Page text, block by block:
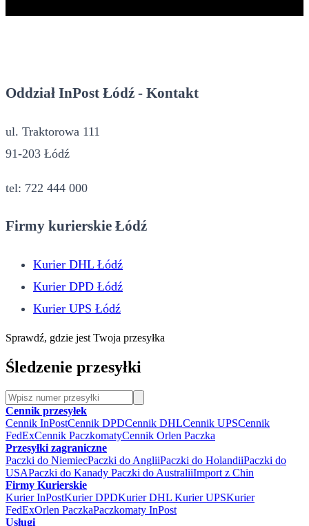
Oddział InPost Łódź - Kontakt
ul. Traktorowa 111
91-203 Łódź
tel: 722 444 000
Firmy kurierskie Łódź
Kurier DHL Łódź
Kurier DPD Łódź
Kurier UPS Łódź
Sprawdź, gdzie jest Twoja przesyłka
Śledzenie przesyłki
Cennik przesyłek
Cennik InPostCennik DPDCennik DHLCennik UPSCennik
FedExCennik PaczkomatyCennik Orlen Paczka
Przesyłki zagraniczne
Paczki do NiemiecPaczki do AngliiPaczki do HolandiiPaczki do
USAPaczki do Kanady Paczki do AustraliiImport z Chin
Firmy Kurierskie
Kurier InPostKurier DPDKurier DHL Kurier UPSKurier
FedExOrlen PaczkaPaczkomaty InPost
Usługi